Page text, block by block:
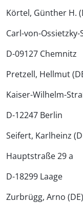
Körtel, Günther H.
Carl-von-
D-09127 Chemnitz
Pretzell, Hellmut
Kaiser-Wilhelm-
D-12247 Berlin
Seifert, Karlheinz
Hauptstraße 29 a
D-18299 Laage
Zurbrügg, Arno